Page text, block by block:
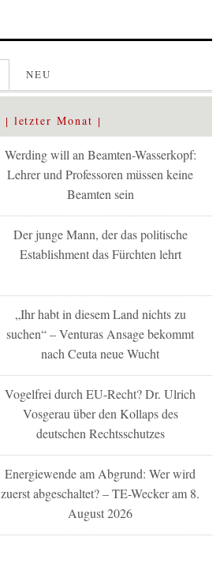
NEU
letzter Monat
Werding will an Beamten-Wasserkopf:
Lehrer und Professoren müssen keine
Beamten sein
Der junge Mann, der das politische
Establishment das Fürchten lehrt
„Ihr habt in diesem Land nichts zu
suchen“ – Venturas Ansage bekommt
nach Ceuta neue Wucht
Vogelfrei durch EU-Recht? Dr. Ulrich
Vosgerau über den Kollaps des
deutschen Rechtsschutzes
Energiewende am Abgrund: Wer wird
zuerst abgeschaltet? – TE-Wecker am 8.
August 2026